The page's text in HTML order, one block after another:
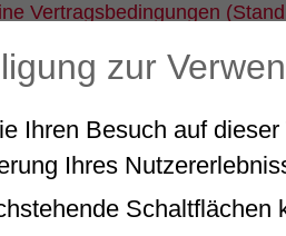
Vertragsbedingungen
Selbstaudit für
zur
Ihren Besuch auf
Ihres
Schaltflächen